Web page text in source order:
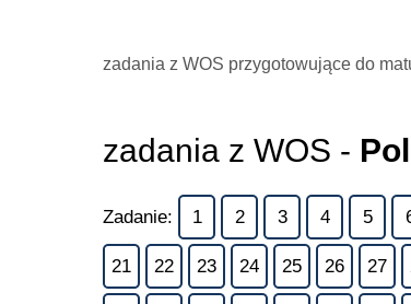
zadania z WOS przygotowujące do
zadania z WOS -
Zadanie: 1 2 3 4 5
21 22 23 24 25 26 27